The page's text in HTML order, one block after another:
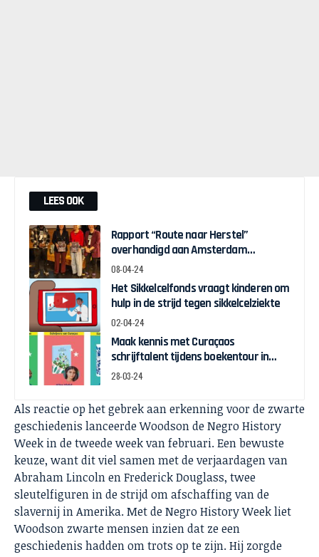
LEES OOK
Rapport “Route naar Herstel”
overhandigd aan Amsterdam
Wethouder Touria Meliani
08-04-24
Het Sikkelcelfonds vraagt kinderen om
hulp in de strijd tegen sikkelcelziekte
02-04-24
Maak kennis met Curaçaos
schrijftalent tijdens boekentour in
april
28-03-24
Als reactie op het gebrek aan erkenning voor de zwarte
geschiedenis lanceerde Woodson de Negro History
Week in de tweede week van februari. Een bewuste
keuze, want dit viel samen met de verjaardagen van
Abraham Lincoln en Frederick Douglass, twee
sleutelfiguren in de strijd om afschaffing van de
slavernij in Amerika. Met de Negro History Week liet
Woodson zwarte mensen inzien dat ze een
geschiedenis hadden om trots op te zijn. Hij zorgde